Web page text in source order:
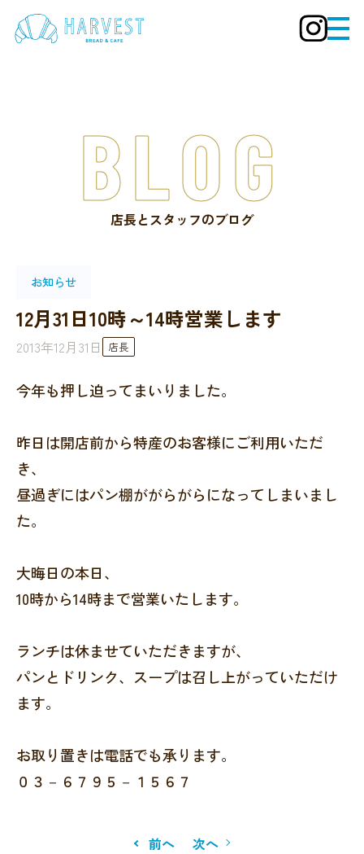
店長とスタッフのブログ
BLOG
お知らせ
12月31日10時～14時営業します
2013年12月31日 店長
今年も押し迫ってまいりました。
昨日は開店前から特産のお客様にご利用いただ
き、
昼過ぎにはパン棚ががらがらになってしまいまし
た。
大晦日の本日、
10時から14時まで営業いたします。
ランチは休ませていただきますが、
パンとドリンク、スープは召し上がっていただけ
ます。
お取り置きは電話でも承ります。
０３－６７９５－１５６７
前へ 次へ